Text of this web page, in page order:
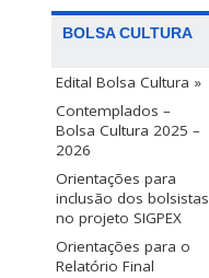
BOLSA CULTURA
Edital Bolsa Cultura »
Contemplados –
Bolsa Cultura 2025 –
2026
Orientações para
inclusão dos bolsistas
no projeto SIGPEX
Orientações para o
Relatório Final